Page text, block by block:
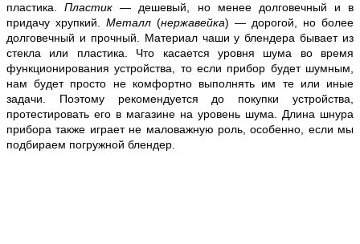
пластика.Пластик — дешевый, но менее долговечный и в
придачу хрупкий. Металл (нержавейка) — дорогой, но более
долговечный и прочный. Материал чаши у блендера бывает из
стекла или пластика. Что касается уровня шума во время
функционирования устройства, то если прибор будет шумным,
нам будет просто не комфортно выполнять им те или иные
задачи. Поэтому рекомендуется до покупки устройства,
протестировать его в магазине на уровень шума. Длина шнура
прибора также играет не маловажную роль, особенно, если мы
подбираем погружной блендер.